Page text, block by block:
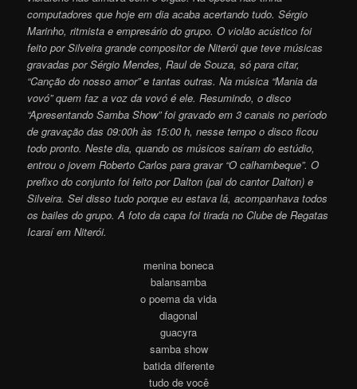
computadores que hoje em dia acaba acertando tudo. Sérgio
Marinho, ritmista e empresário do grupo. O violão acústico foi
feito por Silveira grande compositor de Niterói que teve músicas
gravadas por Sérgio Mendes, Raul de Souza, só para citar,
“Canção do nosso amor” e tantas outras. Na música “Mania da
vovó” quem faz a voz da vovó é ele. Resumindo, o disco
“Apresentando Samba Show” foi gravado em 3 canais no período
de gravação das 09:00h às 15:00 h, nesse tempo o disco ficou
todo pronto. Neste dia, quando os músicos saíram do estúdio,
entrou o jovem Roberto Carlos para gravar “O calhambeque”. O
prefixo do conjunto foi feito por Dalton (pai do cantor Dalton) e
Silveira. Sei disso tudo porque eu estava lá, acompanhava todos
os bailes do grupo. A foto da capa foi tirada no Clube de Regatas
Icaraí em Niterói.
menina boneca
balansamba
o poema da vida
diagonal
guacyra
samba show
batida diferente
tudo de você